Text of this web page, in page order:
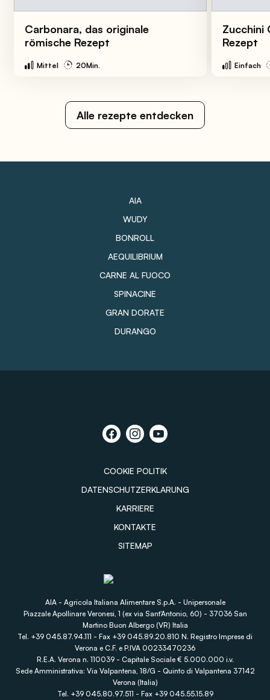
Carbonara, das originale
römische Rezept
Mittel 20Min.
Zucchini
Rezept
Einfach
Alle rezepte entdecken
AIA
WUDY
BONROLL
AEQUILIBRIUM
CARNE AL FUOCO
SPINACINE
GRAN DORATE
DURANGO
COOKIE POLITIK
DATENSCHUTZERKLARUNG
KARRIERE
KONTAKTE
SITEMAP
AIA - Agricola Italiana Alimentare S.p.A. - Unipersonale
Piazzale Apollinare Veronesi, 1 (ex via Sant'Antonio, 60) - 37036 San
Martino Buon Albergo (VR) Italia
Tel. +39 045.87.94.111 - Fax +39 045.89.20.810 N. Registro Imprese di
Verona e C.F. e P.IVA 00233470236
R.E.A. Verona n. 110039 - Capitale Sociale € 5.000.000 i.v.
Sede Amministrativa: Via Valpantena, 18/G - Quinto di Valpantena 37142
Verona (Italia)
Tel. +39 045.80.97.511 - Fax +39 045.55.15.89